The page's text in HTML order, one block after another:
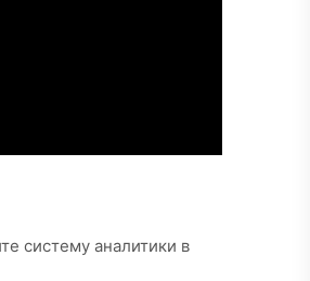
систему аналитики в